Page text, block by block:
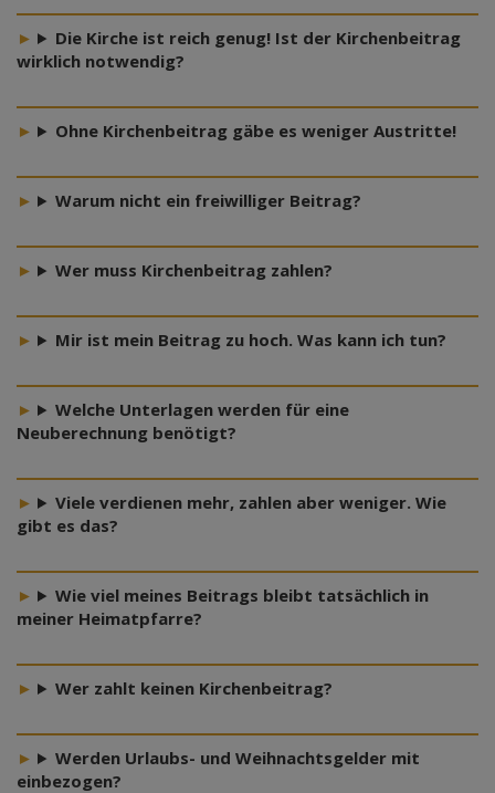
Die Kirche ist reich genug! Ist der Kirchenbeitrag
wirklich notwendig?
Ohne Kirchenbeitrag gäbe es weniger Austritte!
Warum nicht ein freiwilliger Beitrag?
Wer muss Kirchenbeitrag zahlen?
Mir ist mein Beitrag zu hoch. Was kann ich tun?
Welche Unterlagen werden für eine
Neuberechnung benötigt?
Viele verdienen mehr, zahlen aber weniger. Wie
gibt es das?
Wie viel meines Beitrags bleibt tatsächlich in
meiner Heimatpfarre?
Wer zahlt keinen Kirchenbeitrag?
Werden Urlaubs- und Weihnachtsgelder mit
einbezogen?